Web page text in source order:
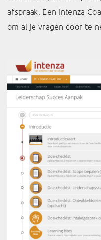
afspraak. Een Intenza
om al je vragen door te